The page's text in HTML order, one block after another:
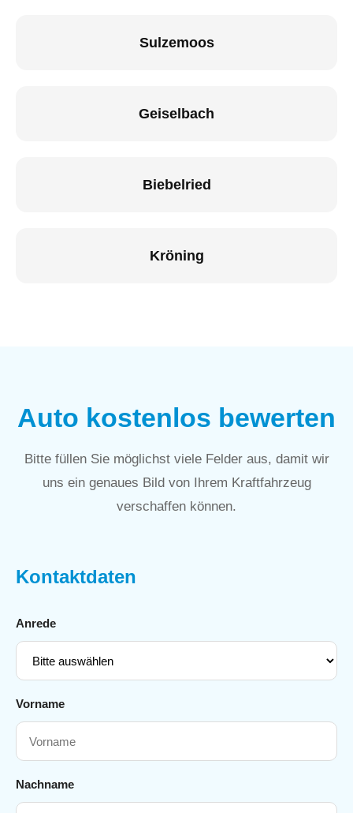
Sulzemoos
Geiselbach
Biebelried
Kröning
Auto kostenlos bewerten
Bitte füllen Sie möglichst viele Felder aus, damit wir
uns ein genaues Bild von Ihrem Kraftfahrzeug
verschaffen können.
Kontaktdaten
Anrede
Vorname
Nachname